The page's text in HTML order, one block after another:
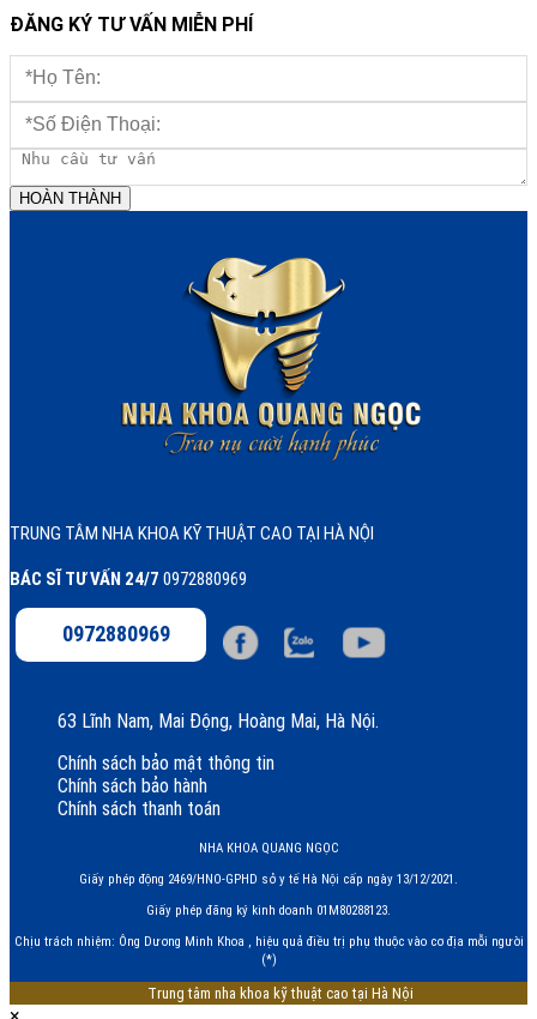
ĐĂNG KÝ TƯ VẤN MIỄN PHÍ
TRUNG TÂM NHA KHOA KỸ THUẬT CAO TẠI HÀ NỘI
BÁC SĨ TƯ VẤN 24/7 0972880969
0972880969
63 Lĩnh Nam, Mai Động, Hoàng Mai, Hà Nội.
Chính sách bảo mật thông tin
Chính sách bảo hành
Chính sách thanh toán
NHA KHOA QUANG NGỌC
Giấy phép động 2469/HNO-GPHD sở y tế Hà Nội cấp ngày 13/12/2021.
Giấy phép đăng ký kinh doanh 01M80288123.
Chịu trách nhiệm: Ông Dương Minh Khoa , hiệu quả điều trị phụ thuộc vào cơ địa mỗi người
(*)
Trung tâm nha khoa kỹ thuật cao tại Hà Nội